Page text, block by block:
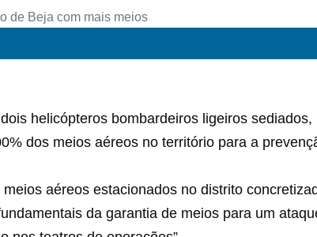
helicópteros bombardeiros ligeiros sediados,
dos meios aéreos no território para a
aéreos estacionados no distrito
da garantia de meios para um